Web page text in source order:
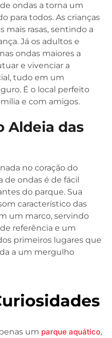
ondas a torna um
para todos. As crianças
mais rasas, sentindo a
Já os adultos e
ondas maiores a
e vivenciar a
tudo em um
É o local perfeito
e com amigos.
Aldeia das
no coração do
de ondas é de fácil
do parque. Sua
característico das
um marco, servindo
referência e um
primeiros lugares que
a um mergulho
um parque aquático,